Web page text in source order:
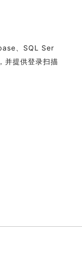
、SQL Ser
并提供登录扫描